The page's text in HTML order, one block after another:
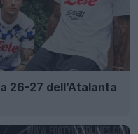
26-27 dell’Atalanta